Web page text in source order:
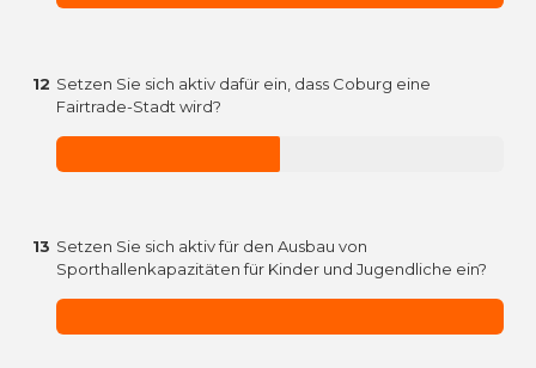
12 Setzen Sie sich aktiv dafür ein, dass Coburg eine
Fairtrade-Stadt wird?
13 Setzen Sie sich aktiv für den Ausbau von
Sporthallenkapazitäten für Kinder und Jugendliche ein?